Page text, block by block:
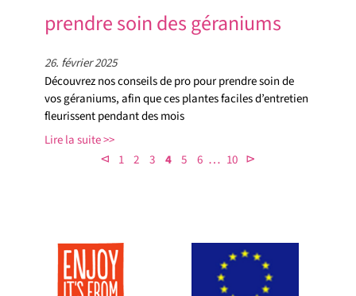
prendre soin des géraniums
26. février 2025
Découvrez nos conseils de pro pour prendre soin de
vos géraniums, afin que ces plantes faciles d’entretien
fleurissent pendant des mois
Lire la suite
⊲
1 2 3 4 5 6 … 10 ⊳